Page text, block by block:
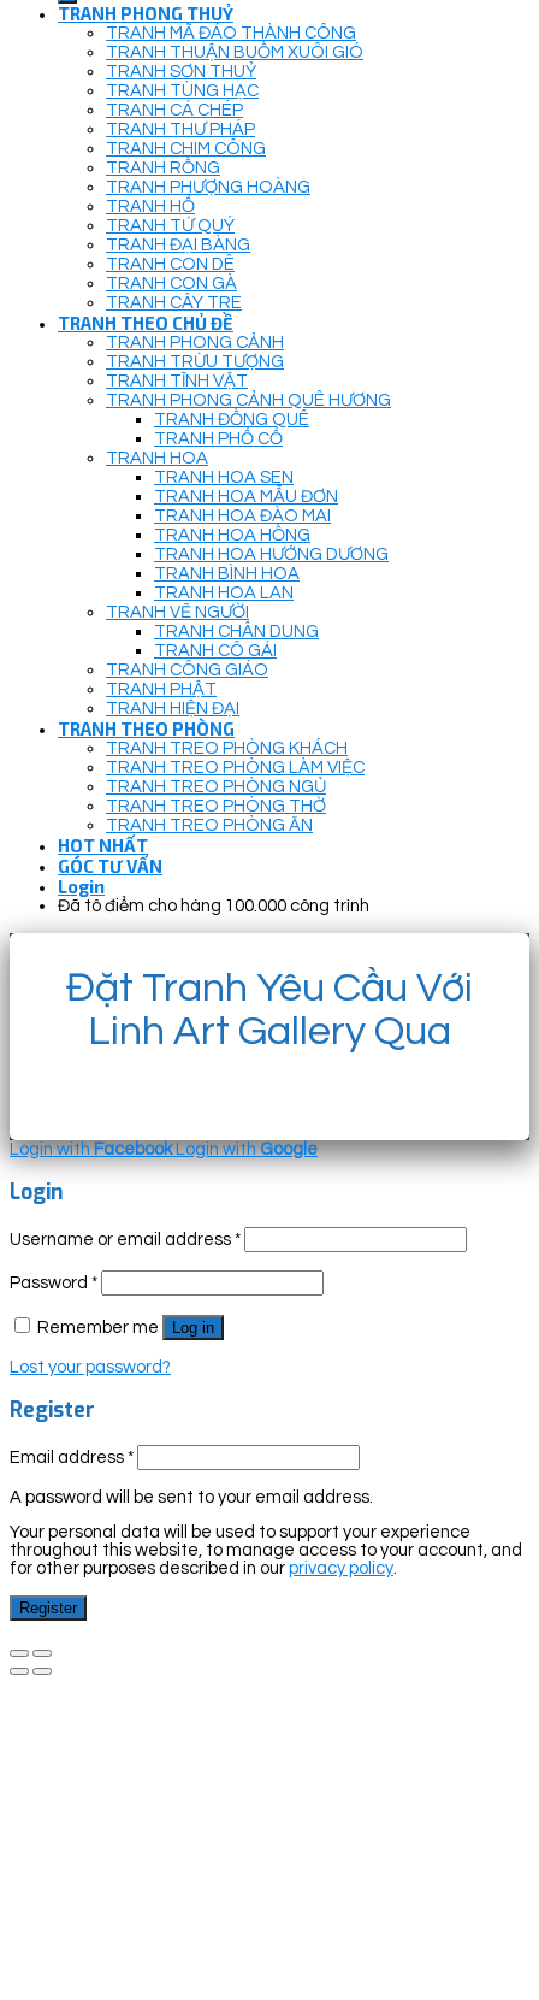
TRANH PHONG THUỶ
TRANH MÃ ĐÁO THÀNH CÔNG
TRANH THUẬN BUỒM XUÔI GIÓ
TRANH SƠN THUỶ
TRANH TÙNG HẠC
TRANH CÁ CHÉP
TRANH THƯ PHÁP
TRANH CHIM CÔNG
TRANH RỒNG
TRANH PHƯỢNG HOÀNG
TRANH HỔ
TRANH TỨ QUÝ
TRANH ĐẠI BÀNG
TRANH CON DÊ
TRANH CON GÀ
TRANH CÂY TRE
TRANH THEO CHỦ ĐỀ
TRANH PHONG CẢNH
TRANH TRỪU TƯỢNG
TRANH TĨNH VẬT
TRANH PHONG CẢNH QUÊ HƯƠNG
TRANH ĐỒNG QUÊ
TRANH PHỐ CỔ
TRANH HOA
TRANH HOA SEN
TRANH HOA MẪU ĐƠN
TRANH HOA ĐÀO MAI
TRANH HOA HỒNG
TRANH HOA HƯỚNG DƯƠNG
TRANH BÌNH HOA
TRANH HOA LAN
TRANH VẼ NGƯỜI
TRANH CHÂN DUNG
TRANH CÔ GÁI
TRANH CÔNG GIÁO
TRANH PHẬT
TRANH HIỆN ĐẠI
TRANH THEO PHÒNG
TRANH TREO PHÒNG KHÁCH
TRANH TREO PHÒNG LÀM VIỆC
TRANH TREO PHÒNG NGỦ
TRANH TREO PHÒNG THỜ
TRANH TREO PHÒNG ĂN
HOT NHẤT
GÓC TƯ VẤN
Login
Đã tô điểm cho hàng 100.000 công trình
Đặt Tranh Yêu Cầu Với
Linh Art Gallery Qua
Login withFacebook Login withGoogle
Login
Username or email address *
Password *
Remember me Log in
Lost your password?
Register
Email address *
A password will be sent to your email address.
Your personal data will be used to support your experience
throughout this website, to manage access to your account, and
for other purposes described in our privacy policy.
Register